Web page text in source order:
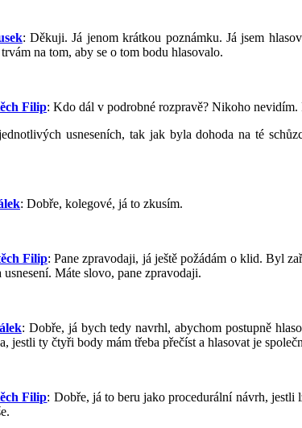
: Děkuji. Já jenom krátkou poznámku. Já jsem
na tom, aby se o tom bodu hlasovalo.
Filip: Kdo dál v podrobné rozpravě? Nikoho
usneseních, tak jak byla dohoda na té
: Dobře, kolegové, já to zkusím.
Filip: Pane zpravodaji, já ještě požádám o klid. Byl
Máte slovo, pane zpravodaji.
: Dobře, já bych tedy navrhl, abychom postupně
jestli ty čtyři body mám třeba přečíst a hlasovat je
Filip: Dobře, já to beru jako procedurální návrh, jestli